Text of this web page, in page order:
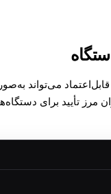
می‌تواند
مرز تأیید برای